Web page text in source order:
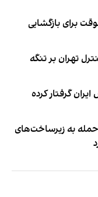
برای بازگشایی
تهران بر تنگه
گرفتار کرده
حمله به زیرساخت‌های